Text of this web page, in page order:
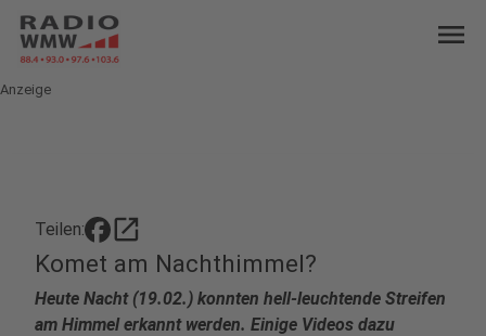
menu
Anzeige
Teilen: open_in_new
Komet am Nachthimmel?
Heute Nacht (19.02.) konnten hell-leuchtende Streifen
am Himmel erkannt werden. Einige Videos dazu